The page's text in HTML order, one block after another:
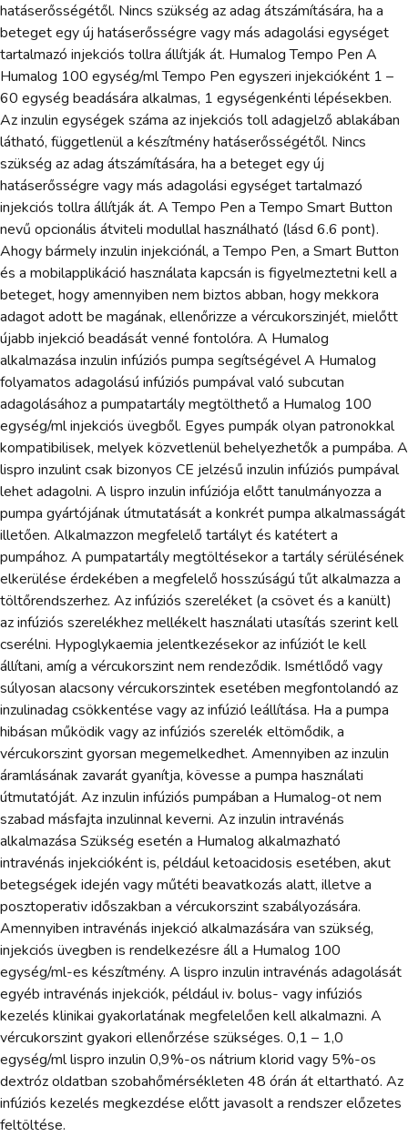
hatáserősségétől. Nincs szükség az adag átszámítására, ha a
beteget egy új hatáserősségre vagy más adagolási egységet
tartalmazó injekciós tollra állítják át. Humalog Tempo Pen A
Humalog 100 egység/ml Tempo Pen egyszeri injekcióként 1 –
60 egység beadására alkalmas, 1 egységenkénti lépésekben.
Az inzulin egységek száma az injekciós toll adagjelző ablakában
látható, függetlenül a készítmény hatáserősségétől. Nincs
szükség az adag átszámítására, ha a beteget egy új
hatáserősségre vagy más adagolási egységet tartalmazó
injekciós tollra állítják át. A Tempo Pen a Tempo Smart Button
nevű opcionális átviteli modullal használható (lásd 6.6 pont).
Ahogy bármely inzulin injekciónál, a Tempo Pen, a Smart Button
és a mobilapplikáció használata kapcsán is figyelmeztetni kell a
beteget, hogy amennyiben nem biztos abban, hogy mekkora
adagot adott be magának, ellenőrizze a vércukorszinjét, mielőtt
újabb injekció beadását venné fontolóra. A Humalog
alkalmazása inzulin infúziós pumpa segítségével A Humalog
folyamatos adagolású infúziós pumpával való subcutan
adagolásához a pumpatartály megtölthető a Humalog 100
egység/ml injekciós üvegből. Egyes pumpák olyan patronokkal
kompatibilisek, melyek közvetlenül behelyezhetők a pumpába. A
lispro inzulint csak bizonyos CE jelzésű inzulin infúziós pumpával
lehet adagolni. A lispro inzulin infúziója előtt tanulmányozza a
pumpa gyártójának útmutatását a konkrét pumpa alkalmasságát
illetően. Alkalmazzon megfelelő tartályt és katétert a
pumpához. A pumpatartály megtöltésekor a tartály sérülésének
elkerülése érdekében a megfelelő hosszúságú tűt alkalmazza a
töltőrendszerhez. Az infúziós szereléket (a csövet és a kanült)
az infúziós szerelékhez mellékelt használati utasítás szerint kell
cserélni. Hypoglykaemia jelentkezésekor az infúziót le kell
állítani, amíg a vércukorszint nem rendeződik. Ismétlődő vagy
súlyosan alacsony vércukorszintek esetében megfontolandó az
inzulinadag csökkentése vagy az infúzió leállítása. Ha a pumpa
hibásan működik vagy az infúziós szerelék eltömődik, a
vércukorszint gyorsan megemelkedhet. Amennyiben az inzulin
áramlásának zavarát gyanítja, kövesse a pumpa használati
útmutatóját. Az inzulin infúziós pumpában a Humalog-ot nem
szabad másfajta inzulinnal keverni. Az inzulin intravénás
alkalmazása Szükség esetén a Humalog alkalmazható
intravénás injekcióként is, például ketoacidosis esetében, akut
betegségek idején vagy műtéti beavatkozás alatt, illetve a
posztoperativ időszakban a vércukorszint szabályozására.
Amennyiben intravénás injekció alkalmazására van szükség,
injekciós üvegben is rendelkezésre áll a Humalog 100
egység/ml-es készítmény. A lispro inzulin intravénás adagolását
egyéb intravénás injekciók, például iv. bolus- vagy infúziós
kezelés klinikai gyakorlatának megfelelően kell alkalmazni. A
vércukorszint gyakori ellenőrzése szükséges. 0,1 – 1,0
egység/ml lispro inzulin 0,9%-os nátrium klorid vagy 5%-os
dextróz oldatban szobahőmérsékleten 48 órán át eltartható. Az
infúziós kezelés megkezdése előtt javasolt a rendszer előzetes
feltöltése.